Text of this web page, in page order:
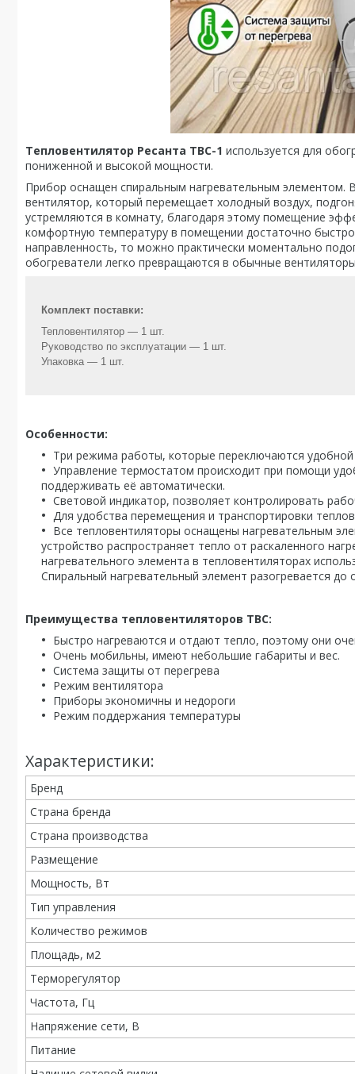
Тепловентилятор Ресанта ТВС-1 используется для
пониженной и высокой мощности.
Прибор оснащен спиральным нагревательным
вентилятор, который перемещает холодный воздух,
устремляются в комнату, благодаря этому помещение
комфортную температуру в помещении достаточно
направленность, то можно практически моментально
обогреватели легко превращаются в обычные
Комплект поставки:
Тепловентилятор — 1 шт.
Руководство по эксплуатации — 1 шт.
Упаковка — 1 шт.
Особенности:
Три режима работы, которые переключаются удобной
Управление термостатом происходит при помощи
поддерживать её автоматически.
Световой индикатор, позволяет контролировать
Для удобства перемещения и транспортировки
Все тепловентиляторы оснащены нагревательным
устройство распространяет тепло от раскаленного
нагревательного элемента в тепловентиляторах
Спиральный нагревательный элемент разогревается
Преимущества тепловентиляторов ТВС:
Быстро нагреваются и отдают тепло, поэтому они
Очень мобильны, имеют небольшие габариты и вес.
Система защиты от перегрева
Режим вентилятора
Приборы экономичны и недороги
Режим поддержания температуры
Характеристики:
Бренд
Страна бренда
Страна производства
Размещение
Мощность, Вт
Тип управления
Количество режимов
Площадь, м2
Терморегулятор
Частота, Гц
Напряжение сети, В
Питание